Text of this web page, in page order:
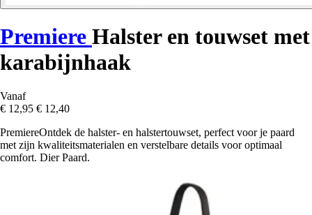
Premiere Halster en touwset met
karabijnhaak
Vanaf
€ 12,95 € 12,40
PremiereOntdek de halster- en halstertouwset, perfect voor je paard
met zijn kwaliteitsmaterialen en verstelbare details voor optimaal
comfort. Dier Paard.